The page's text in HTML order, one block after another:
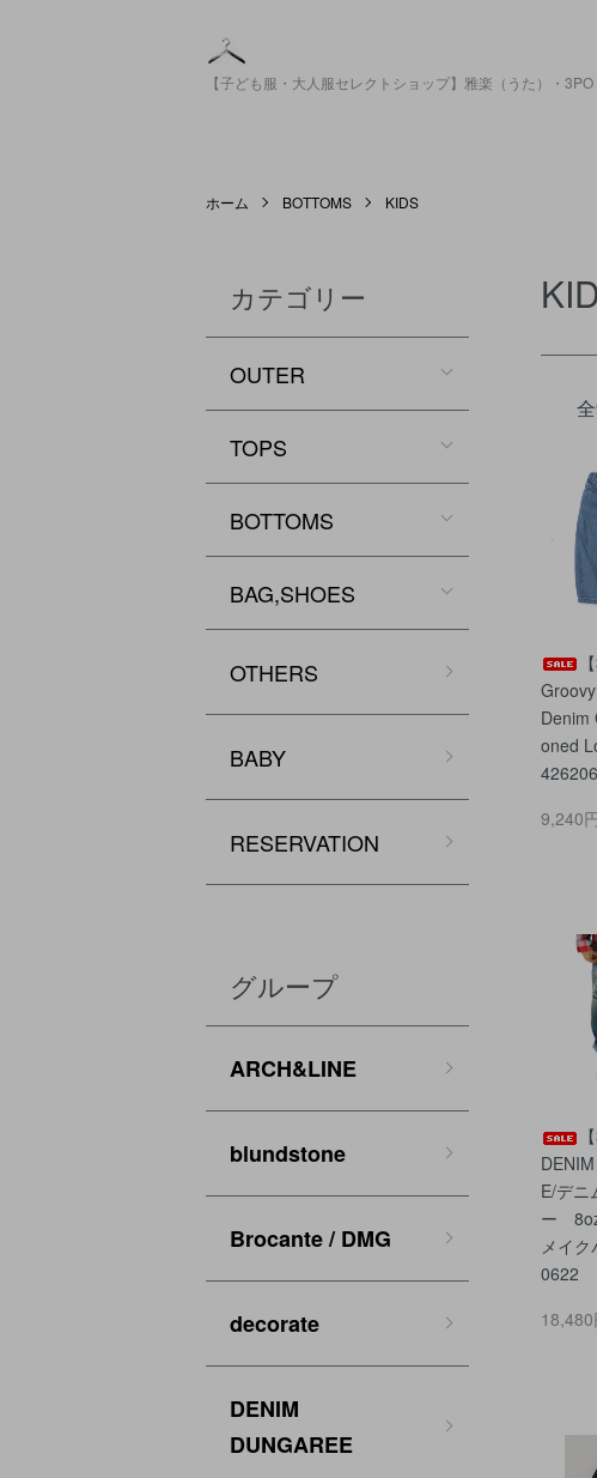
【子ども服・大人服セレクトショップ】雅楽（うた）・3PO
ホーム BOTTOMS KIDS
Denim
oned
9,240
E/デニ
ー
メイ
0622
カテゴリー
OUTER
TOPS
BOTTOMS
BAG,SHOES
OTHERS
BABY
RESERVATION
グループ
ARCH&LINE
blundstone
Brocante / DMG
decorate
DENIM
DUNGAREE